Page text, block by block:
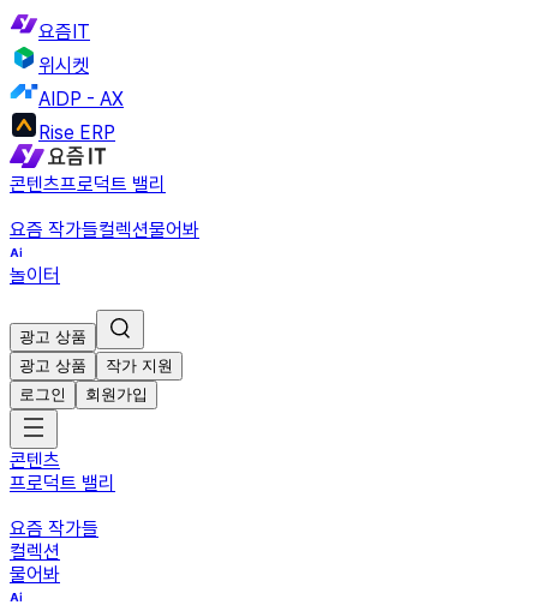
요즘IT
위시켓
AIDP - AX
Rise ERP
콘텐츠프로덕트 밸리
요즘 작가들컬렉션물어봐
놀이터
광고 상품
광고 상품
작가 지원
로그인
회원가입
콘텐츠
프로덕트 밸리
요즘 작가들
컬렉션
물어봐